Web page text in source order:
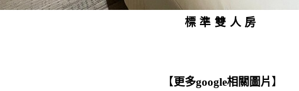
標準雙人房
【更多google相關圖片】